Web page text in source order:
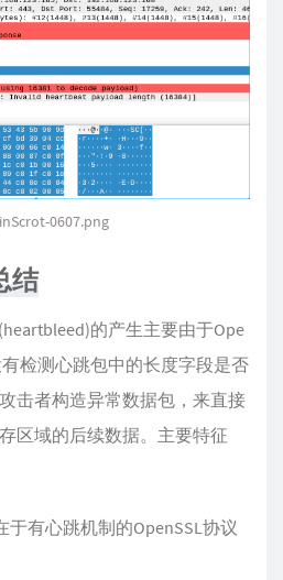
0607.png
结
的产生主要由于Ope
检测心跳包中的长度字段是否
击者构造异常数据包，来直接
区域的后续数据。主要特征
有心跳机制的OpenSSL协议